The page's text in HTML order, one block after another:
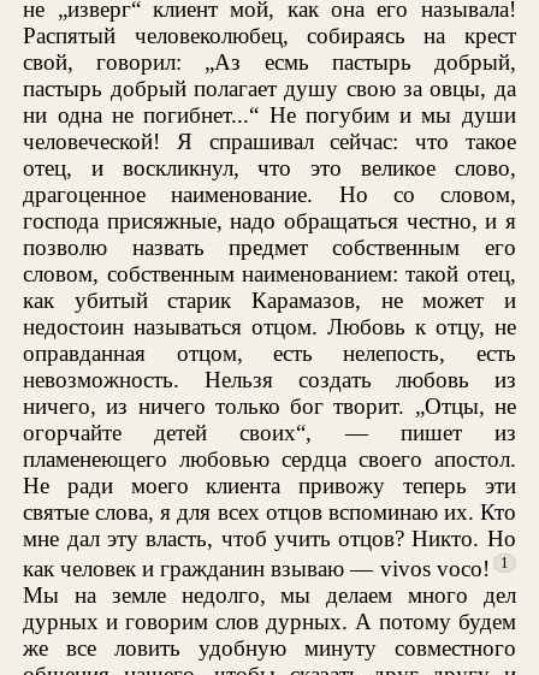
не „изверг“ клиент мой, как она его называла!
Распятый человеколюбец, собираясь на крест
свой, говорил: „Аз есмь пастырь добрый,
пастырь добрый полагает душу свою за овцы, да
ни одна не погибнет...“ Не погубим и мы души
человеческой! Я спрашивал сейчас: что такое
отец, и воскликнул, что это великое слово,
драгоценное наименование. Но со словом,
господа присяжные, надо обращаться честно, и я
позволю назвать предмет собственным его
словом, собственным наименованием: такой отец,
как убитый старик Карамазов, не может и
недостоин называться отцом. Любовь к отцу, не
оправданная отцом, есть нелепость, есть
невозможность. Нельзя создать любовь из
ничего, из ничего только бог творит. „Отцы, не
огорчайте детей своих“, — пишет из
пламенеющего любовью сердца своего апостол.
Не ради моего клиента привожу теперь эти
святые слова, я для всех отцов вспоминаю их. Кто
мне дал эту власть, чтоб учить отцов? Никто. Но
как человек и гражданин взываю — vivos voco!
1
Мы на земле недолго, мы делаем много дел
дурных и говорим слов дурных. А потому будем
же все ловить удобную минуту совместного